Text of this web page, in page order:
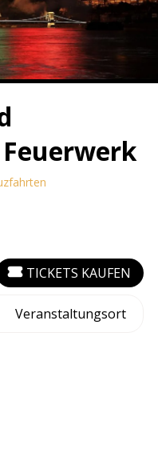
Veranstaltungsort
TICKETS KAUFEN